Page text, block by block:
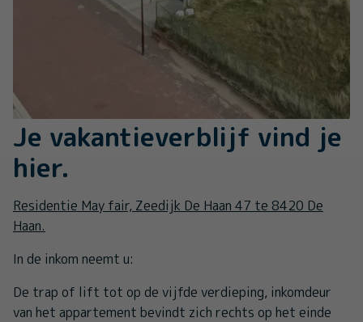
Je vakantieverblijf vind je
hier.
Residentie May fair, Zeedijk De Haan 47 te 8420 De
Haan.
In de inkom neemt u:
De trap of lift tot op de vijfde verdieping, inkomdeur
van het appartement bevindt zich rechts op het einde